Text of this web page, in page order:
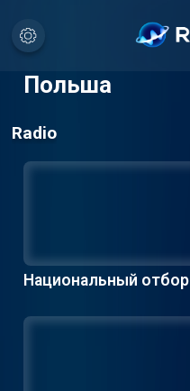
Польша
Radio
Национальный отбор